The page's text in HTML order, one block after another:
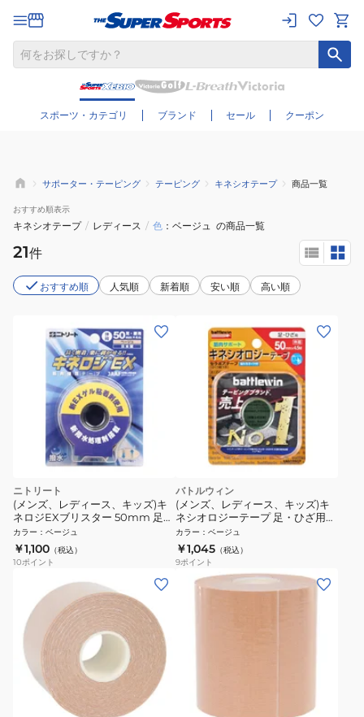
スポーツ・カテゴリ ブランド セール クーポン
さらに絞り込む
サポーター・テーピング テーピング キネシオテープ 商品一覧
おすすめ順表示
キネシオテープ / レディース / 色 ベージュ の商品一覧
21件
おすすめ順 人気順 新着順 安い順 高い順
ニトリート
(メンズ、レディース、キッズ)キ
ネロジEXブリスター 50mm 足・
腰用 NKEXBP50
カラー ： ベージュ
￥1,100 （税込）
10ポイント
バトルウィン
(メンズ、レディース、キッズ)キ
ネシオロジーテープ 足・ひざ用
SE-50H
カラー ： ベージュ
￥1,045 （税込）
9ポイント